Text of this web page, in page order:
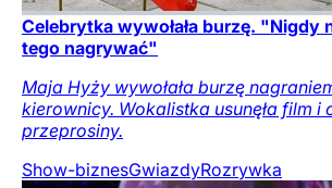
Celebrytka wywołała burzę. "Nigdy
tego nagrywać"
Maja Hyży wywołała burzę
kierownicy. Wokalistka usunęła film i
przeprosiny.
Show-biznesGwiazdyRozrywka